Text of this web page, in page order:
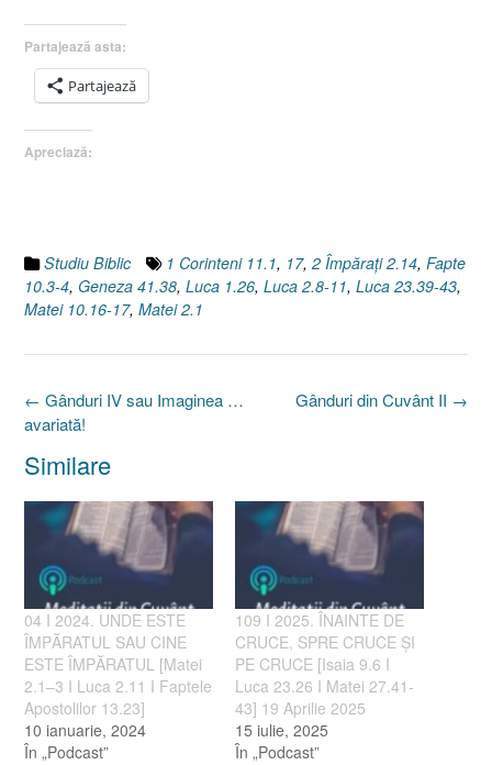
Partajează asta:
Partajează
Apreciază:
Studiu Biblic 1 Corinteni 11.1, 17, 2 Împăraţi 2.14, Fapte
10.3-4, Geneza 41.38, Luca 1.26, Luca 2.8-11, Luca 23.39-43,
Matei 10.16-17, Matei 2.1
Post
navigation
Gânduri din Cuvânt II →
← Gânduri IV sau Imaginea …
avariată!
Similare
04 I 2024. UNDE ESTE
ÎMPĂRATUL SAU CINE
ESTE ÎMPĂRATUL [Matei
2.1–3 I Luca 2.11 I Faptele
Apostolilor 13.23]
10 ianuarie, 2024
În „Podcast”
109 I 2025. ÎNAINTE DE
CRUCE, SPRE CRUCE ȘI
PE CRUCE [Isaia 9.6 I
Luca 23.26 I Matei 27.41-
43] 19 Aprilie 2025
15 iulie, 2025
În „Podcast”